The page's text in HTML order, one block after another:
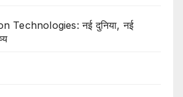
Technologies: नई दुनिया, नई